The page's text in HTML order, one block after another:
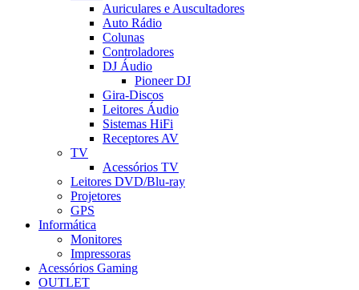
Auriculares e Auscultadores
Auto Rádio
Colunas
Controladores
DJ Áudio
Pioneer DJ
Gira-Discos
Leitores Áudio
Sistemas HiFi
Receptores AV
TV
Acessórios TV
Leitores DVD/Blu-ray
Projetores
GPS
Informática
Monitores
Impressoras
Acessórios Gaming
OUTLET